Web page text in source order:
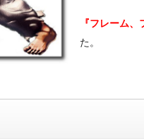
『フレーム
た。